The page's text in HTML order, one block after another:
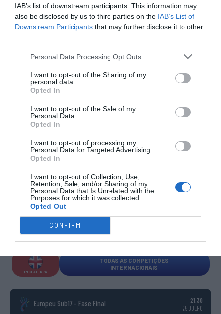
IAB’s list of downstream participants. This information may
also be disclosed by us to third parties on the IAB’s List of
Downstream Participants that may further disclose it to other
Personal Data Processing Opt Outs
I want to opt-out of the Sharing of my
personal data.
Opted In
I want to opt-out of the Sale of my
Personal Data.
Opted In
I want to opt-out of processing my
Personal Data for Targeted Advertising.
Opted In
I want to opt-out of Collection, Use,
Retention, Sale, and/or Sharing of my
Personal Data that Is Unrelated with the
Purposes for which it was collected.
Opted Out
CONFIRM
SUB-23 SUB-19 SUB-13
TORNEIOS 3x3 MASCULINO
COMPETIÇÕES
NACIONAIS
COMPETIÇÕES INTERNACIONAIS
WSE MEN
CHAMPIONS
WSE WOMEN
CHAMPIONS
WSE CUP
ESPANHA ITÁLIA FRANÇA ALEMANHA SUÍÇA
INGLATERRA
TODAS AS COMPETIÇÕES
INTERNACIONAIS
Europeu Sub17 - Fase Final
21:30
25 JULHO